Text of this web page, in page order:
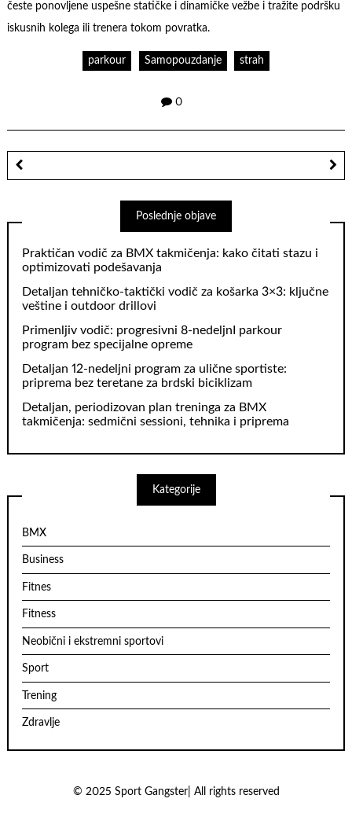
česte ponovljene uspešne statičke i dinamičke vežbe i tražite podršku
iskusnih kolega ili trenera tokom povratka.
parkour Samopouzdanje strah
0
Poslednje objave
Praktičan vodič za BMX takmičenja: kako čitati stazu i
optimizovati podešavanja
Detaljan tehničko‑taktički vodič za košarka 3×3: ključne
veštine i outdoor drillovi
Primenljiv vodič: progresivni 8‑nedeljnI parkour
program bez specijalne opreme
Detaljan 12-nedeljni program za ulične sportiste:
priprema bez teretane za brdski biciklizam
Detaljan, periodizovan plan treninga za BMX
takmičenja: sedmični sessioni, tehnika i priprema
Kategorije
BMX
Business
Fitnes
Fitness
Neobični i ekstremni sportovi
Sport
Trening
Zdravlje
© 2025 Sport Gangster| All rights reserved